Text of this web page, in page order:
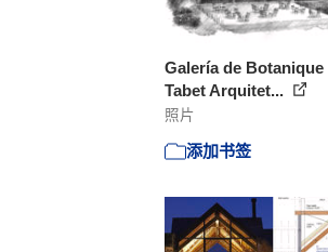
Galería de
Tabet Arquitet...
照片
添加书签